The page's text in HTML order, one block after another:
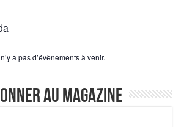
a pas d’évènements à venir.
au magazine